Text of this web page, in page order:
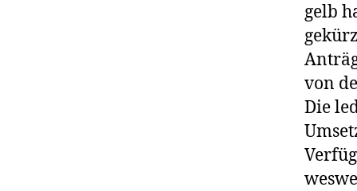
gelb
von
Die